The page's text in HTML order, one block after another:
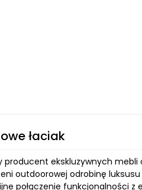
łaciak
producent ekskluzywnych
outdoorowej odrobinę
połączenie funkcjonalności